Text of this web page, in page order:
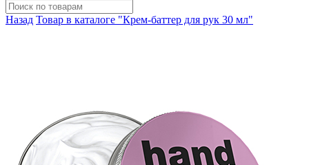
Назад Товар в каталоге "Крем-баттер для рук 30 мл"